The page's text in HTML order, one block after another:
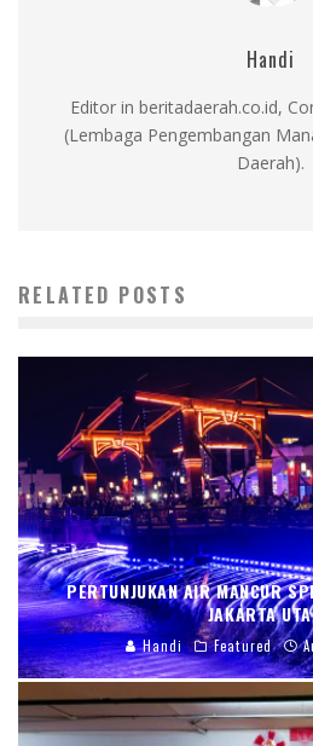
Handi
Editor in beritadaerah.co.id,
(Lembaga Pengembangan
Daerah).
RELATED POSTS
PERTUNJUKAN AIR MANCUR
JAKARTA
Handi Featured